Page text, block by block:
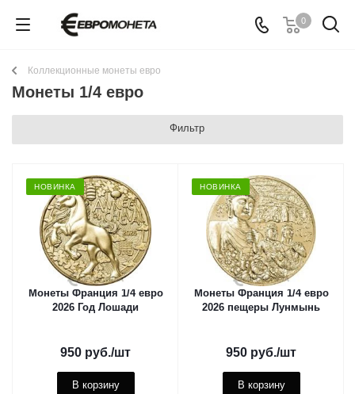
0
Коллекционные монеты евро
Монеты 1/4 евро
Фильтр
НОВИНКА
Монеты Франция 1/4 евро
2026 Год Лошади
950 руб./шт
В корзину
НОВИНКА
Монеты Франция 1/4 евро
2026 пещеры Лунмынь
950 руб./шт
В корзину